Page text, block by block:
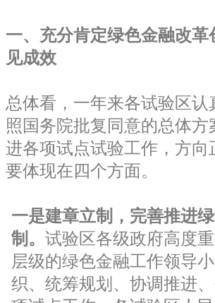
一、充分肯定绿色金融改
见成效
总体看，一年来各试验区
照国务院批复同意的总体
进各项试点试验工作，方
要体现在四个方面。
一是建章立制，完善推进
制。 试验区各级政府高度
层级的绿色金融工作领导
织、统筹规划、协调推进